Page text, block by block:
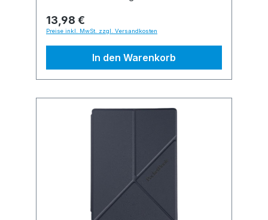
13,98 €
Preise inkl. MwSt. zzgl. Versandkosten
In den Warenkorb